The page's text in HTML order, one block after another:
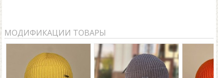
МОДИФИКАЦИИ ТОВАРЫ